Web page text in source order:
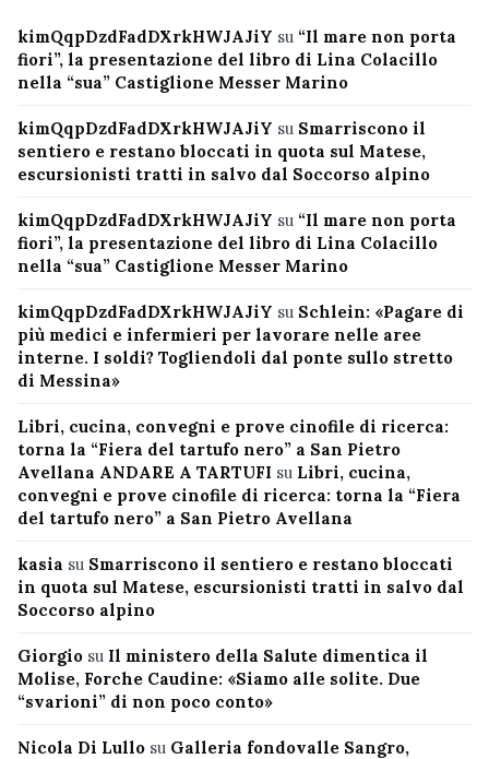
kimQqpDzdFadDXrkHWJAJiY su “Il mare non porta
fiori”, la presentazione del libro di Lina Colacillo
nella “sua” Castiglione Messer Marino
kimQqpDzdFadDXrkHWJAJiY su Smarriscono il
sentiero e restano bloccati in quota sul Matese,
escursionisti tratti in salvo dal Soccorso alpino
kimQqpDzdFadDXrkHWJAJiY su “Il mare non porta
fiori”, la presentazione del libro di Lina Colacillo
nella “sua” Castiglione Messer Marino
kimQqpDzdFadDXrkHWJAJiY su Schlein: «Pagare di
più medici e infermieri per lavorare nelle aree
interne. I soldi? Togliendoli dal ponte sullo stretto
di Messina»
Libri, cucina, convegni e prove cinofile di ricerca:
torna la “Fiera del tartufo nero” a San Pietro
Avellana ANDARE A TARTUFI su Libri, cucina,
convegni e prove cinofile di ricerca: torna la “Fiera
del tartufo nero” a San Pietro Avellana
kasia su Smarriscono il sentiero e restano bloccati
in quota sul Matese, escursionisti tratti in salvo dal
Soccorso alpino
Giorgio su Il ministero della Salute dimentica il
Molise, Forche Caudine: «Siamo alle solite. Due
“svarioni” di non poco conto»
Nicola Di Lullo su Galleria fondovalle Sangro,